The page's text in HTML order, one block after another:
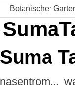
Botanischer
Suma
nasentrom...